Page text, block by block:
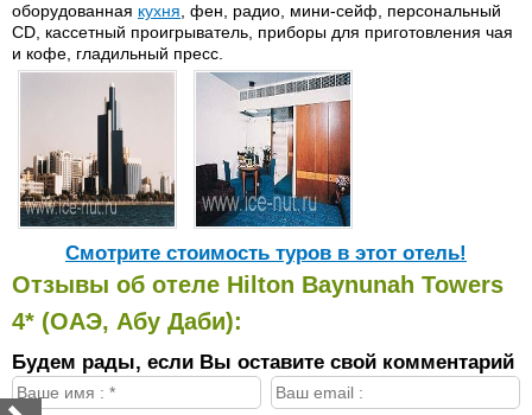
оборудованная кухня , фен, радио, мини-сейф, персональный
CD, кассетный проигрыватель, приборы для приготовления чая
и кофе, гладильный пресс.
Cмотрите стоимость туров в этот отель!
Отзывы об отеле Hilton Baynunah Towers
4* (ОАЭ, Абу Даби):
Будем рады, если Вы оставите свой комментарий